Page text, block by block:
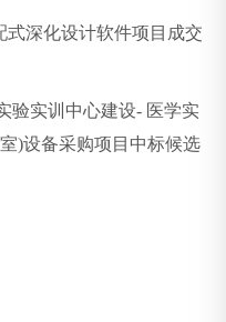
式深化设计软件项目成交
验实训中心建设- 医学实
)设备采购项目中标候选